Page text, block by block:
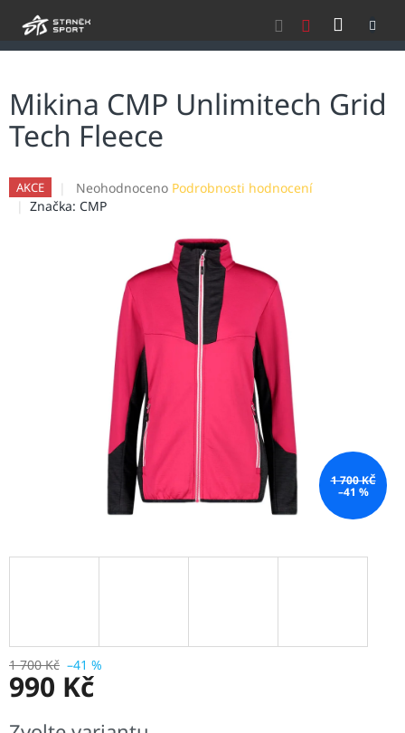
Mikina CMP Unlimitech Grid
Tech Fleece
AKCE
Průměrné
hodnocení
hvězdiček.
Neohodnoceno Podrobnosti hodnocení
Značka: CMP
1 700 KČ
–41 %
1 700 Kč –41 %
990 Kč